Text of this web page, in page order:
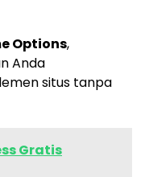
Options,
Anda
situs tanpa
Gratis